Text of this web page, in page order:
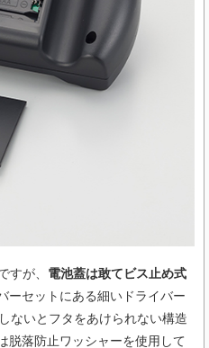
すが、 電池蓋は敢てビス止め式
ーセットにある細いドライバー
ないとフタをあけられない構造
脱落防止ワッシャーを使用して